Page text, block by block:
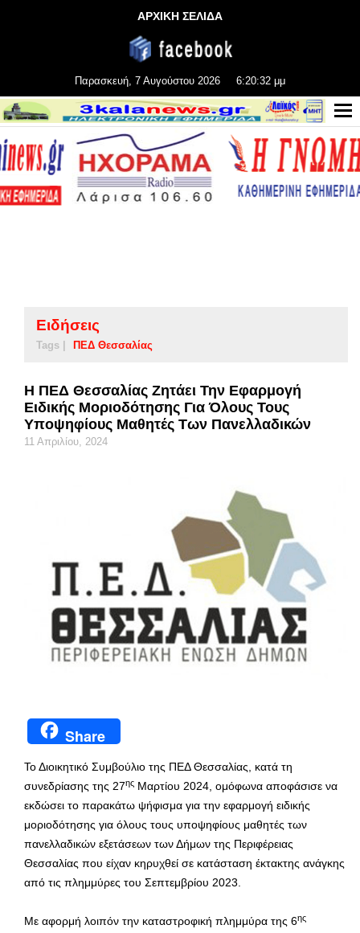
ΑΡΧΙΚΗ ΣΕΛΙΔΑ
Παρασκευή, 7 Αυγούστου 2026 6:20:32 μμ
Ειδήσεις
Tags | ΠΕΔ Θεσσαλίας
Η ΠΕΔ Θεσσαλίας Ζητάει Την Εφαρμογή
Ειδικής Μοριοδότησης Για Όλους Τους
Υποψηφίους Μαθητές Των Πανελλαδικών
11 Απριλίου, 2024
Share
Το Διοικητικό Συμβούλιο της ΠΕΔ Θεσσαλίας, κατά τη
συνεδρίασης της 27ης Μαρτίου 2024, ομόφωνα αποφάσισε να
εκδώσει το παρακάτω ψήφισμα για την εφαρμογή ειδικής
μοριοδότησης για όλους τους υποψηφίους μαθητές των
πανελλαδικών εξετάσεων των Δήμων της Περιφέρειας
Θεσσαλίας που είχαν κηρυχθεί σε κατάσταση έκτακτης ανάγκης
από τις πλημμύρες του Σεπτεμβρίου 2023.
Με αφορμή λοιπόν την καταστροφική πλημμύρα της 6ης